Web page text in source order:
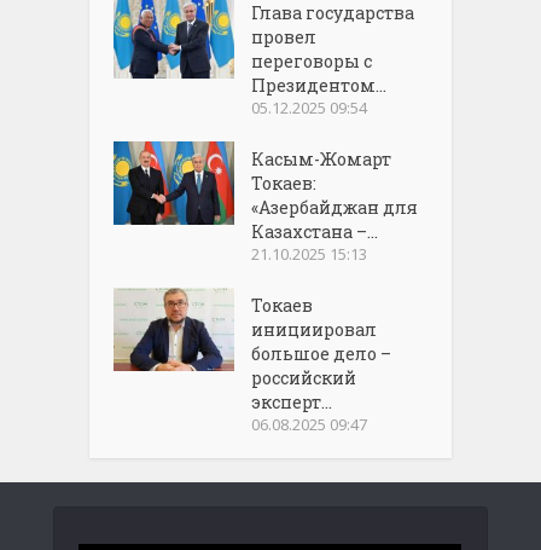
Глава государства
провел
переговоры с
Президентом...
05.12.2025 09:54
Касым-Жомарт
Токаев:
«Азербайджан для
Казахстана –...
21.10.2025 15:13
Токаев
инициировал
большое дело –
российский
эксперт...
06.08.2025 09:47